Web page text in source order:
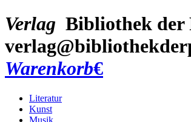
Verlag Bibliothek der
Warenkorb€
Literatur
Kunst
Musik